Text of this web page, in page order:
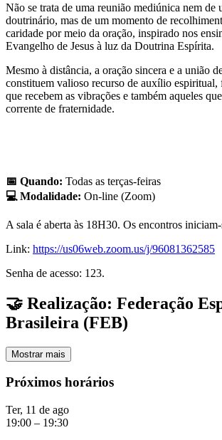
Não se trata de uma reunião mediúnica nem de
doutrinário, mas de um momento de
caridade por meio da oração, inspirado nos
Evangelho de Jesus à luz da Doutrina Espírita.
Mesmo à distância, a oração sincera e a união
constituem valioso recurso de auxílio espiritual,
que recebem as vibrações e também aqueles
corrente de fraternidade.
📅 Quando: Todas as terças-feiras
💻 Modalidade: On-line (Zoom)
A sala é aberta às 18H30. Os encontros
Link: https://us06web.zoom.us/j/96081362585
Senha de acesso: 123.
🤝 Realização: Federação
Brasileira (FEB)
Mostrar mais
Próximos horários
Ter, 11 de ago
19:00 – 19:30